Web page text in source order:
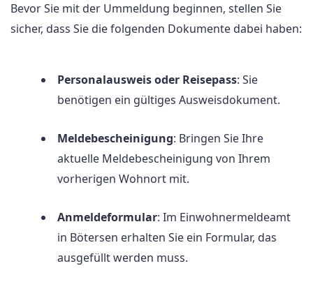
Bevor Sie mit der Ummeldung beginnen, stellen Sie
sicher, dass Sie die folgenden Dokumente dabei haben:
Personalausweis oder Reisepass: Sie
benötigen ein gültiges Ausweisdokument.
Meldebescheinigung: Bringen Sie Ihre
aktuelle Meldebescheinigung von Ihrem
vorherigen Wohnort mit.
Anmeldeformular: Im Einwohnermeldeamt
in Bötersen erhalten Sie ein Formular, das
ausgefüllt werden muss.